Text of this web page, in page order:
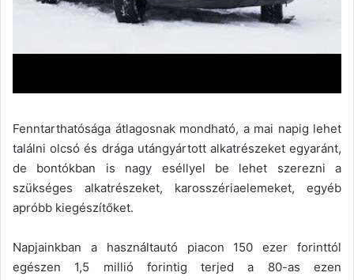
Fenntarthatósága átlagosnak mondható, a mai napig lehet
találni olcsó és drága utángyártott alkatrészeket egyaránt,
de bontókban is nagy eséllyel be lehet szerezni a
szükséges alkatrészeket, karosszériaelemeket, egyéb
apróbb kiegészítőket.
Napjainkban a használtautó piacon 150 ezer forinttól
egészen 1,5 millió forintig terjed a 80-as ezen